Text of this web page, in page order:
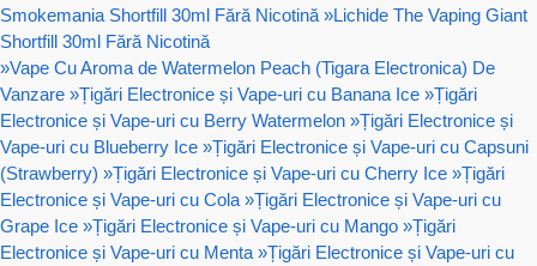
Smokemania Shortfill 30ml Fără Nicotină »Lichide The Vaping Giant
Shortfill 30ml Fără Nicotină
»Vape Cu Aroma de Watermelon Peach (Tigara Electronica) De
Vanzare »Țigări Electronice și Vape-uri cu Banana Ice »Țigări
Electronice și Vape-uri cu Berry Watermelon »Țigări Electronice și
Vape-uri cu Blueberry Ice »Țigări Electronice și Vape-uri cu Capsuni
(Strawberry) »Țigări Electronice și Vape-uri cu Cherry Ice »Țigări
Electronice și Vape-uri cu Cola »Țigări Electronice și Vape-uri cu
Grape Ice »Țigări Electronice și Vape-uri cu Mango »Țigări
Electronice și Vape-uri cu Menta »Țigări Electronice și Vape-uri cu